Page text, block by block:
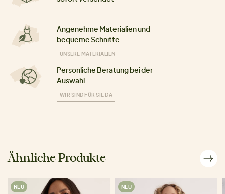
Angenehme Materialien und
bequeme Schnitte
UNSERE MATERIALIEN
Persönliche Beratung bei der
Auswahl
WIR SIND FÜR SIE DA
Ähnliche Produkte
NEU NEU